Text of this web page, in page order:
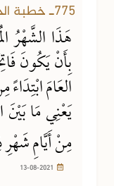
775ـ خطبة الجمعة: عاشوراء وكليم الله
هَذَا الشَّهْرُ
بِأَنْ يَكُونَ
العَامَ
يَعْنِي مَا
مِنْ أَيَّامِ